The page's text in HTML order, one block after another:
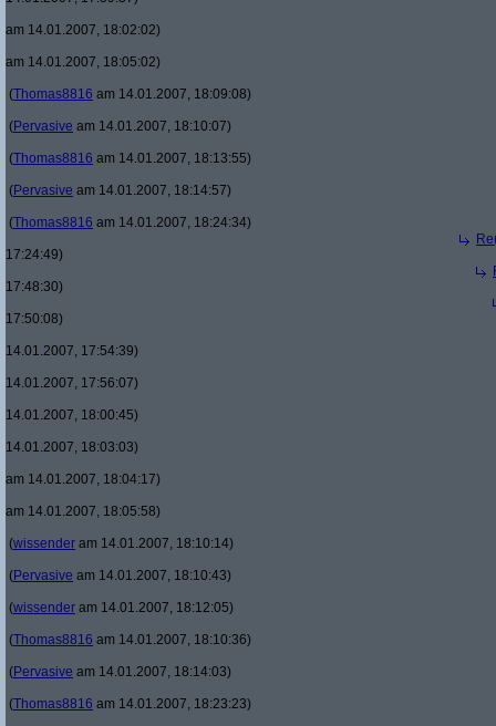
am 14.01.2007, 18:02:02)
am 14.01.2007, 18:05:02)
(Thomas8816 am 14.01.2007, 18:09:08)
(Pervasive am 14.01.2007, 18:10:07)
(Thomas8816 am 14.01.2007, 18:13:55)
(Pervasive am 14.01.2007, 18:14:57)
(Thomas8816 am 14.01.2007, 18:24:34)
17:24:49)
17:48:30)
17:50:08)
14.01.2007, 17:54:39)
14.01.2007, 17:56:07)
14.01.2007, 18:00:45)
14.01.2007, 18:03:03)
am 14.01.2007, 18:04:17)
am 14.01.2007, 18:05:58)
(wissender am 14.01.2007, 18:10:14)
(Pervasive am 14.01.2007, 18:10:43)
(wissender am 14.01.2007, 18:12:05)
(Thomas8816 am 14.01.2007, 18:10:36)
(Pervasive am 14.01.2007, 18:14:03)
(Thomas8816 am 14.01.2007, 18:23:23)